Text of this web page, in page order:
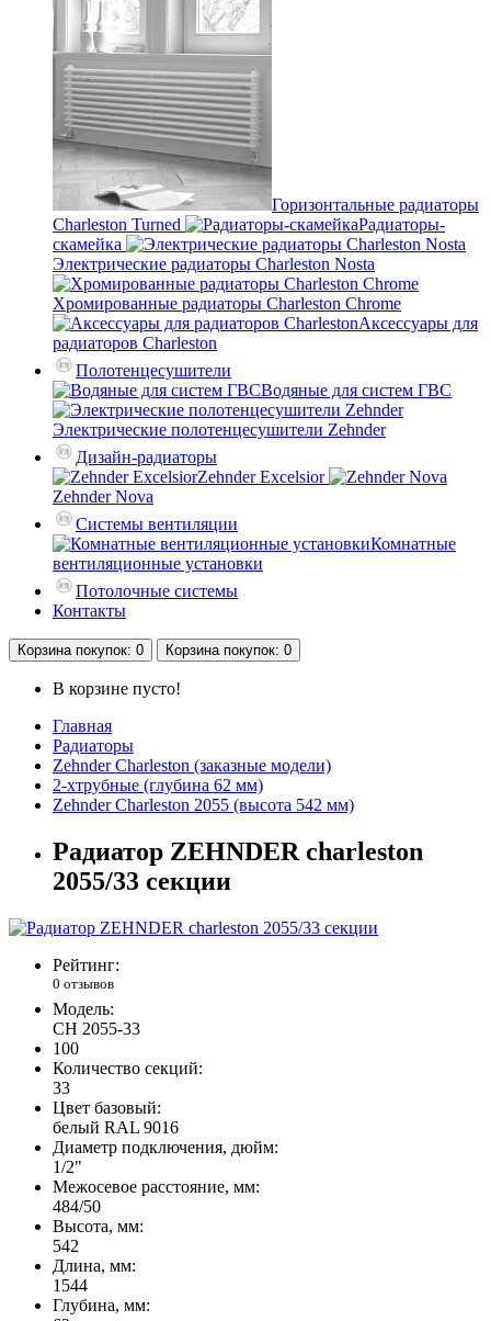
Горизонтальные радиаторы
Charleston Turned
Радиаторы-
скамейка
Электрические радиаторы Charleston Nosta
Хромированные радиаторы Charleston Chrome
Аксессуары для
радиаторов Charleston
Полотенцесушители
Водяные для систем ГВС
Электрические полотенцесушители Zehnder
Дизайн-радиаторы
Zehnder Excelsior
Zehnder Nova
Системы вентиляции
Комнатные
вентиляционные установки
Потолочные системы
Контакты
Корзинапокупок: 0 Корзинапокупок: 0
В корзине пусто!
Главная
Радиаторы
Zehnder Charleston (заказные модели)
2-хтрубные (глубина 62 мм)
Zehnder Charleston 2055 (высота 542 мм)
Радиатор ZEHNDER charleston
2055/33 секции
Рейтинг:
0 отзывов
Модель:
CH 2055-33
100
Количество секций:
33
Цвет базовый:
белый RAL 9016
Диаметр подключения, дюйм:
1/2"
Межосевое расстояние, мм:
484/50
Высота, мм:
542
Длина, мм:
1544
Глубина, мм: